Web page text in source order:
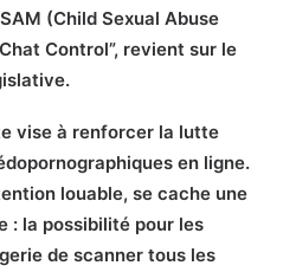
(Child Sexual Abuse
Control”, revient sur le
vise à renforcer la lutte
en ligne.
louable, se cache une
: la possibilité pour les
de scanner tous les